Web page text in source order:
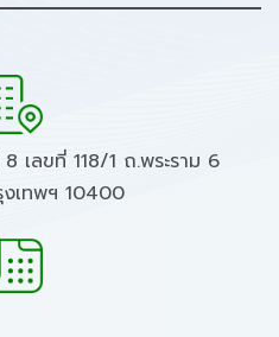
เลขที่ 118/1 ถ.พระราม 6
เทพฯ 10400